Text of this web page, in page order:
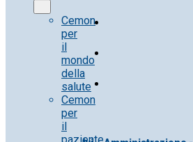
Cemon
per
il
mondo
della
salute
Cemon
per
il